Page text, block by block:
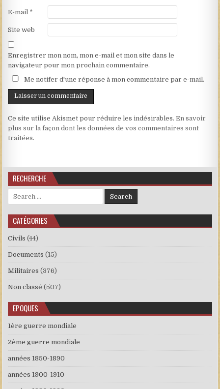
E-mail *
Site web
Enregistrer mon nom, mon e-mail et mon site dans le
navigateur pour mon prochain commentaire.
Me notifer d'une réponse à mon commentaire par e-mail.
Ce site utilise Akismet pour réduire les indésirables.En savoir
plus sur la façon dont les données de vos commentaires sont
traitées.
RECHERCHE
Search for:
CATÉGORIES
Civils (44)
Documents (15)
Militaires (376)
Non classé (507)
EPOQUES
1ère guerre mondiale
2ème guerre mondiale
années 1850-1890
années 1900-1910